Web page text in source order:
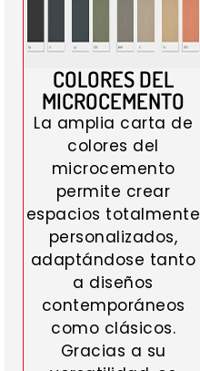
COLORES DEL
MICROCEMENTO
La amplia carta de
colores del
microcemento
permite crear
espacios totalmente
personalizados,
adaptándose tanto
a diseños
contemporáneos
como clásicos.
Gracias a su